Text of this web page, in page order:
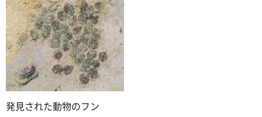
発見された動物のフン